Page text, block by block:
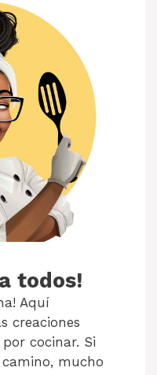
todos!
Aquí
creaciones
cocinar. Si
mucho